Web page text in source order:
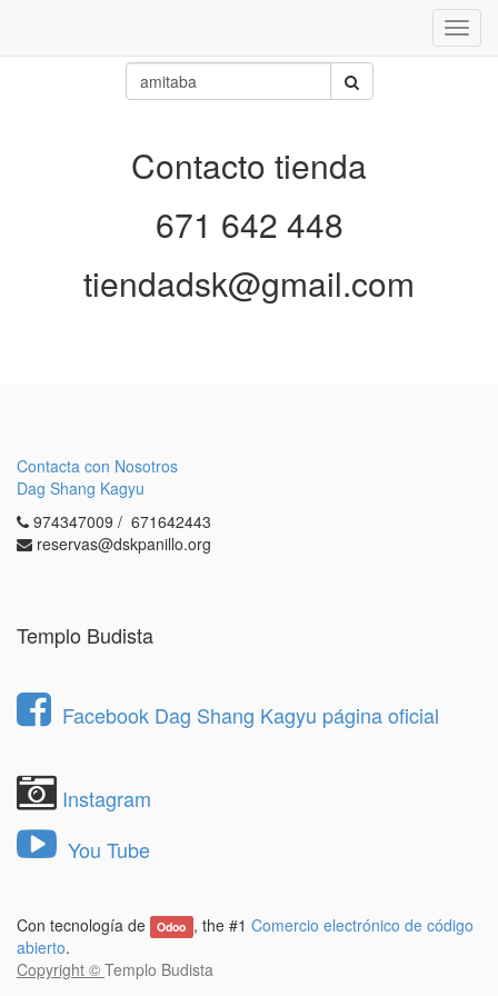
Contacto tienda
671 642 448
tiendadsk@gmail.com
Contacta con Nosotros
Dag Shang Kagyu
974347009 / 671642443
reservas@dskpanillo.org
Templo Budista
Facebook Dag Shang Kagyu página oficial
Instagram
You Tube
Con tecnología de Odoo , the #1 Comercio electrónico de código
abierto.
Copyright © Templo Budista